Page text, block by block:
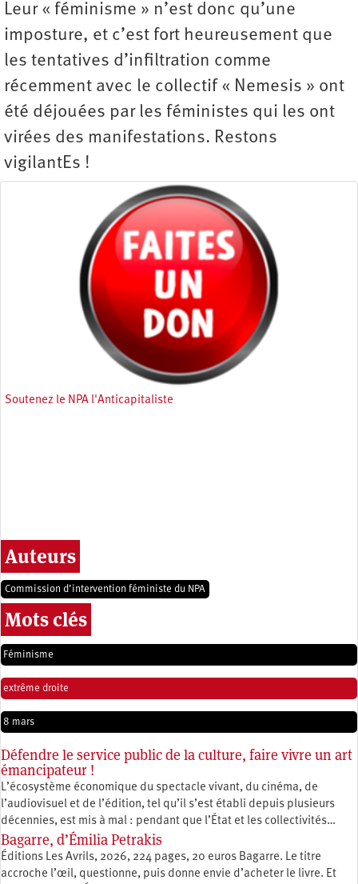
Leur « féminisme » n’est donc qu’une
imposture, et c’est fort heureusement que
les tentatives d’infiltration comme
récemment avec le collectif « Nemesis » ont
été déjouées par les féministes qui les ont
virées des ­manifestations. Restons
vigilantEs !
Soutenez le NPA l'Anticapitaliste
Auteurs
Commission d’intervention féministe du NPA
Mots clés
Féminisme
extrême droite
8 mars
Défendre le service public de la culture, faire vivre un art
émancipateur !
L’écosystème économique du spectacle vivant, du cinéma, de
l’audiovisuel et de l’édition, tel qu’il s’est établi depuis plusieurs
décennies, est mis à mal : pendant que l’État et les collectivités…
Bagarre, d’Émilia Petrakis
Éditions Les Avrils, 2026, 224 pages, 20 euros Bagarre. Le titre
accroche l’œil, questionne, puis donne envie d’acheter le livre. Et